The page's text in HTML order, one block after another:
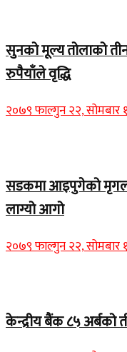
सुनको मूल्य तोलाको
रुपैयाँले वृद्धि
२०७९ फाल्गुन २२, सोमबार
सडकमा आइपुगेको
लाग्यो आगो
२०७९ फाल्गुन २२, सोमबार
केन्द्रीय बैंक ८५ अर्बको